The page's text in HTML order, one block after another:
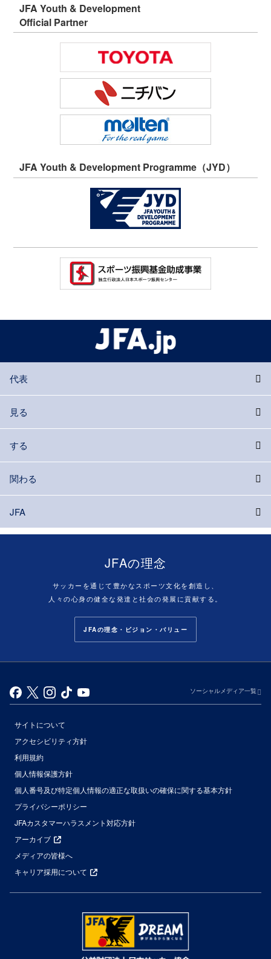
JFA Youth & Development
Official Partner
JFA Youth & Development Programme（JYD）
代表
見る
する
関わる
JFA
JFAの理念
サッカーを通じて豊かなスポーツ文化を創造し、
人々の心身の健全な発達と社会の発展に貢献する。
JFAの理念・ビジョン・バリュー
ソーシャルメディア一覧
サイトについて
アクセシビリティ方針
利用規約
個人情報保護方針
個人番号及び特定個人情報の適正な取扱いの確保に関する基本方針
プライバシーポリシー
JFAカスタマーハラスメント対応方針
アーカイブ
メディアの皆様へ
キャリア採用について